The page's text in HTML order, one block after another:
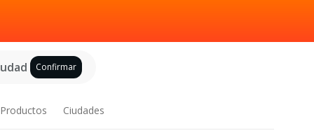
Confirmar
Productos Ciudades